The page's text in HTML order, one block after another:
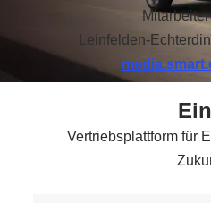
Mitarbeiter
Leinfelden-
Vertriebsplattform für